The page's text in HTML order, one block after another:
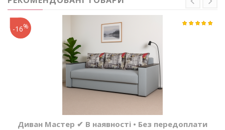
Диван Мастер ✔ В наявності • Без передоплати
-16%